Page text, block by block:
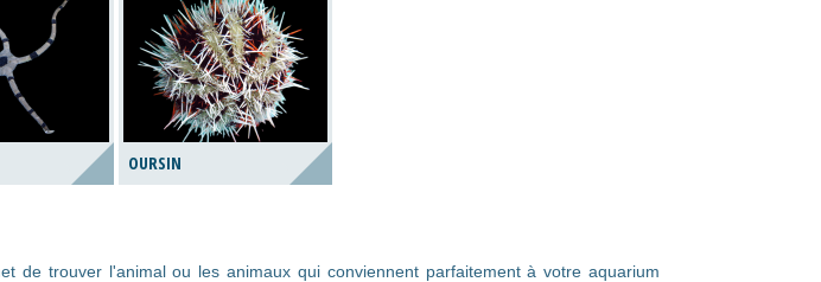
OURSIN
de trouver l'animal ou les animaux qui conviennent parfaitement à votre aquarium